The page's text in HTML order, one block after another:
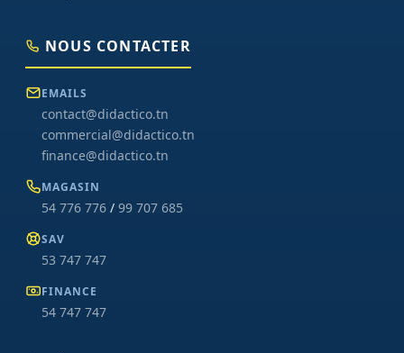
NOUS CONTACTER
EMAILS
contact@didactico.tn
commercial@didactico.tn
finance@didactico.tn
MAGASIN
54 776 776 / 99 707 685
SAV
53 747 747
FINANCE
54 747 747